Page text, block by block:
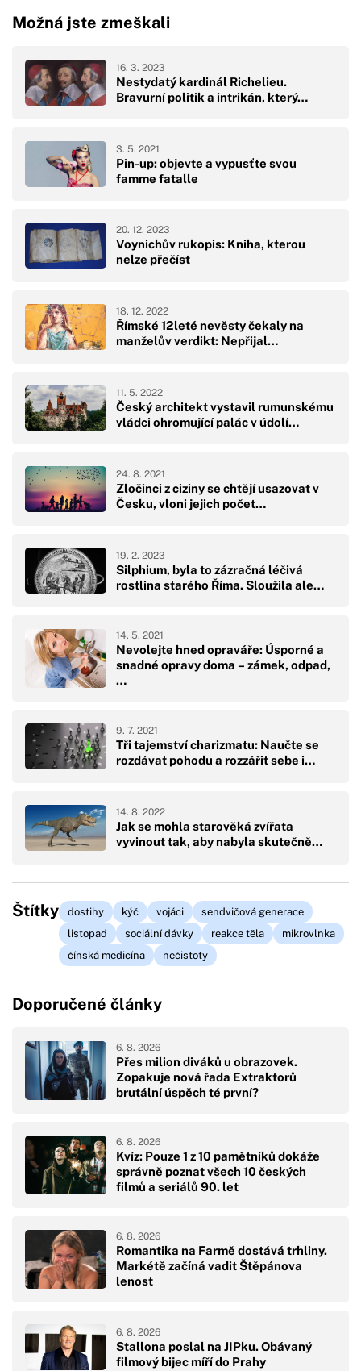
Možná jste zmeškali
Nestydatý kardinál Richelieu.
Bravurní politik a intrikán, který…
16. 3. 2023
Pin-up: objevte a vypusťte svou
famme fatalle
3. 5. 2021
Voynichův rukopis: Kniha, kterou
nelze přečíst
20. 12. 2023
Římské 12leté nevěsty čekaly na
manželův verdikt: Nepřijal…
18. 12. 2022
Český architekt vystavil rumunskému
vládci ohromující palác v údolí…
11. 5. 2022
Zločinci z ciziny se chtějí usazovat v
Česku, vloni jejich počet…
24. 8. 2021
Silphium, byla to zázračná léčivá
rostlina starého Říma. Sloužila ale…
19. 2. 2023
Nevolejte hned opraváře: Úsporné a
snadné opravy doma – zámek, odpad,
…
14. 5. 2021
Tři tajemství charizmatu: Naučte se
rozdávat pohodu a rozzářit sebe i…
9. 7. 2021
Jak se mohla starověká zvířata
vyvinout tak, aby nabyla skutečně…
14. 8. 2022
Štítky dostihy kýč vojáci
sendvičová generace
listopad
sociální dávky reakce těla
mikrovlnka
čínská medicína
nečistoty
Doporučené články
Přes milion diváků u obrazovek.
Zopakuje nová řada Extraktorů
brutální úspěch té první?
6. 8. 2026
Kvíz: Pouze 1 z 10 pamětníků dokáže
správně poznat všech 10 českých
filmů a seriálů 90. let
6. 8. 2026
Romantika na Farmě dostává trhliny.
Markétě začíná vadit Štěpánova
lenost
6. 8. 2026
Stallona poslal na JIPku. Obávaný
filmový bijec míří do Prahy
6. 8. 2026